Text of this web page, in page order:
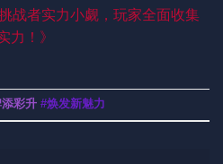
战者实力小觑，玩家全面收集
力！》
彩升 #焕发新魅力